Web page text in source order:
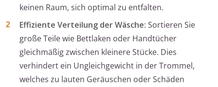
keinen Raum, sich optimal zu entfalten.
Effiziente Verteilung der Wäsche: Sortieren Sie
große Teile wie Bettlaken oder Handtücher
gleichmäßig zwischen kleinere Stücke. Dies
verhindert ein Ungleichgewicht in der Trommel,
welches zu lauten Geräuschen oder Schäden